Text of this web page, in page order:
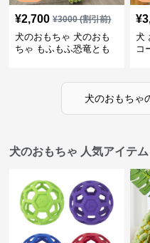
¥2,700 ¥3000(割引前)
犬のおもちゃ 犬のおも
ちゃ もふもふ恐竜とも
¥
犬
コ
犬のおもちゃ
犬のおもちゃ 人気アイテム